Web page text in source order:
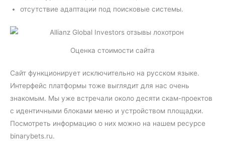
отсутствие адаптации под поисковые системы.
Оценка стоимости сайта
Сайт функционирует исключительно на русском языке.
Интерфейс платформы тоже выглядит для нас очень
знакомым. Мы уже встречали около десяти скам-проектов
с идентичными блоками меню и устройством площадки.
Посмотреть информацию о них можно на нашем ресурсе
binarybets.ru.